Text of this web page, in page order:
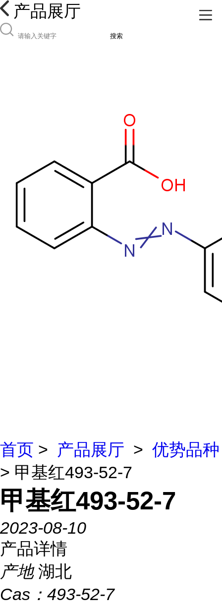
产品展厅
搜索
首页 > 产品展厅 > 优势品种
> 甲基红493-52-7
甲基红493-52-7
2023-08-10
产品详情
产地 湖北
Cas： 493-52-7